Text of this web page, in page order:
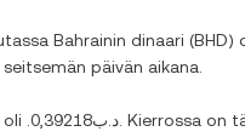
Bahrainin dinaari (BHD)
päivän aikana.
.د.ب0,39218 . Kierrossa on